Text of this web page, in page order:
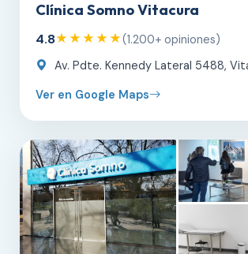
Clínica Somno Vitacura
4.8★★★★★(1.200+ opiniones)
Av. Pdte. Kennedy Lateral 5488,
Ver en Google Maps